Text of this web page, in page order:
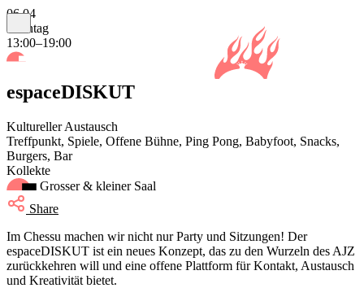
06.04
Sonntag
13:00–19:00
espaceDISKUT
Kultureller Austausch
Treffpunkt, Spiele, Offene Bühne, Ping Pong, Babyfoot, Snacks,
Burgers, Bar
Kollekte
Grosser & kleiner Saal
Share
Im Chessu machen wir nicht nur Party und Sitzungen! Der
espaceDISKUT ist ein neues Konzept, das zu den Wurzeln des AJZ
zurückkehren will und eine offene Plattform für Kontakt, Austausch
und Kreativität bietet.